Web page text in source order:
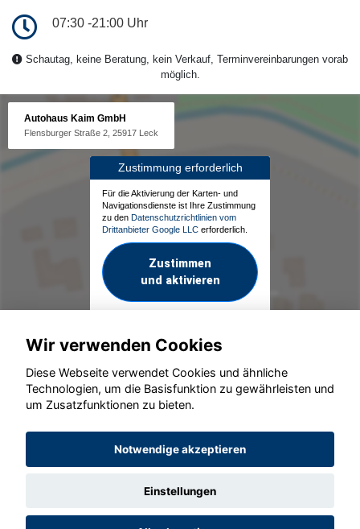
07:30 -21:00 Uhr
Schautag, keine Beratung, kein Verkauf, Terminvereinbarungen vorab
möglich.
Autohaus Kaim GmbH
Flensburger Straße 2, 25917 Leck
Zustimmung erforderlich
Für die Aktivierung der Karten- und
Navigationsdienste ist Ihre Zustimmung
zu den Datenschutzrichtlinien vom
Drittanbieter Google LLC erforderlich.
Zustimmen
und aktivieren
© konjunkturmotor.de GmbH 2020 - 2026
Wir verwenden Cookies
Diese Webseite verwendet Cookies und ähnliche
Technologien, um die Basisfunktion zu gewährleisten und
um Zusatzfunktionen zu bieten.
Notwendige akzeptieren
Einstellungen